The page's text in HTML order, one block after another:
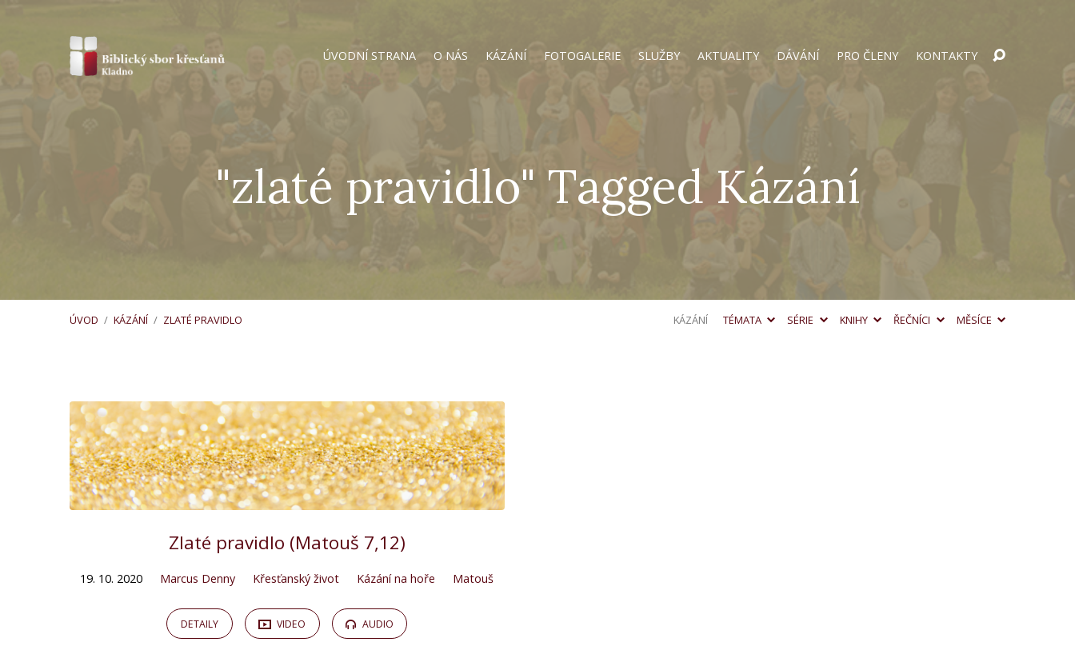
ÚVODNÍ STRANA O NÁS KÁZÁNÍ FOTOGALERIE SLUŽBY AKTUALITY DÁVÁNÍ PRO ČLENY KONTAKTY
"zlaté pravidlo" Tagged Kázání
ÚVOD / KÁZÁNÍ / ZLATÉ PRAVIDLO KÁZÁNÍ TÉMATA SÉRIE KNIHY ŘEČNÍCI MĚSÍCE
"zlaté
pravidlo"
Tagged
KázáníZlaté pravidlo (Matouš 7,12)
19. 10. 2020 Marcus Denny Křesťanský život Kázání na hoře Matouš
DETAILY VIDEO AUDIO